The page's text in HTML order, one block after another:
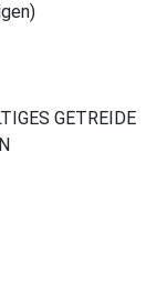
GETREIDE